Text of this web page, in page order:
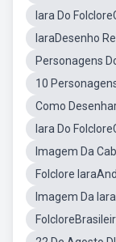
Iara Do
IaraDesenho
Personagens
10
Como
Iara Do
Imagem Da
Folclore
Imagem Da